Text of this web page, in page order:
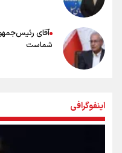
آقای
شماست
بنزین؛
اینفوگرافی